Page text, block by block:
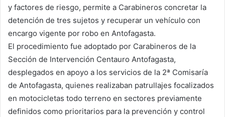
y factores de riesgo, permite a Carabineros concretar la
detención de tres sujetos y recuperar un vehículo con
encargo vigente por robo en Antofagasta.
El procedimiento fue adoptado por Carabineros de la
Sección de Intervención Centauro Antofagasta,
desplegados en apoyo a los servicios de la 2ª Comisaría
de Antofagasta, quienes realizaban patrullajes focalizados
en motocicletas todo terreno en sectores previamente
definidos como prioritarios para la prevención y control